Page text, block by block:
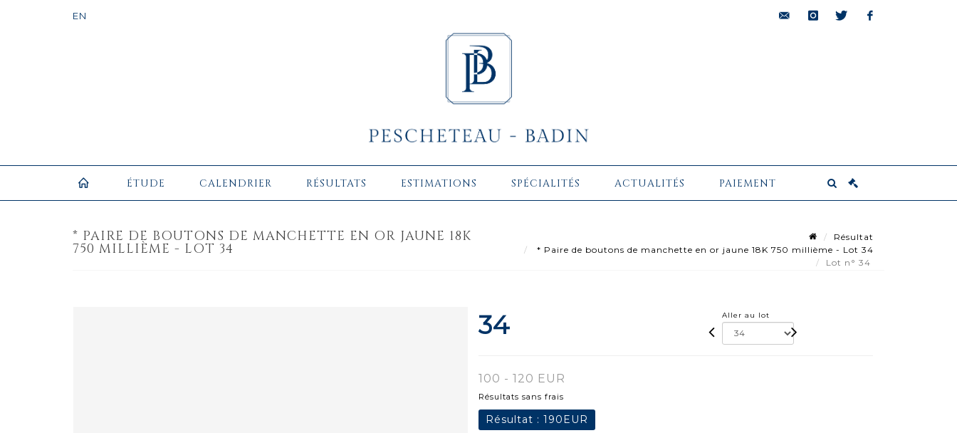
ÉTUDE CALENDRIER RÉSULTATS ESTIMATIONS SPÉCIALITÉS ACTUALITÉS PAIEMENT
* PAIRE DE BOUTONS DE MANCHETTE EN OR JAUNE 18K
750 MILLIÈME - LOT 34
Résultat
* Paire de boutons de manchette en or jaune 18K 750 millième - Lot 34
Lot n° 34
34 Aller au lot
100 - 120 EUR
Résultats sans frais
Résultat : 190EUR